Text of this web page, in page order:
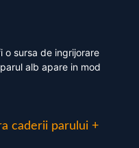
o sursa de ingrijorare
alb apare in mod
caderii parului +